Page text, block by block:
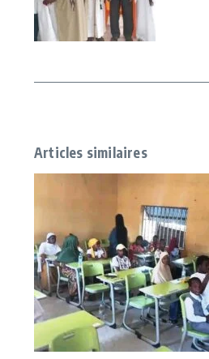
Articles similaires